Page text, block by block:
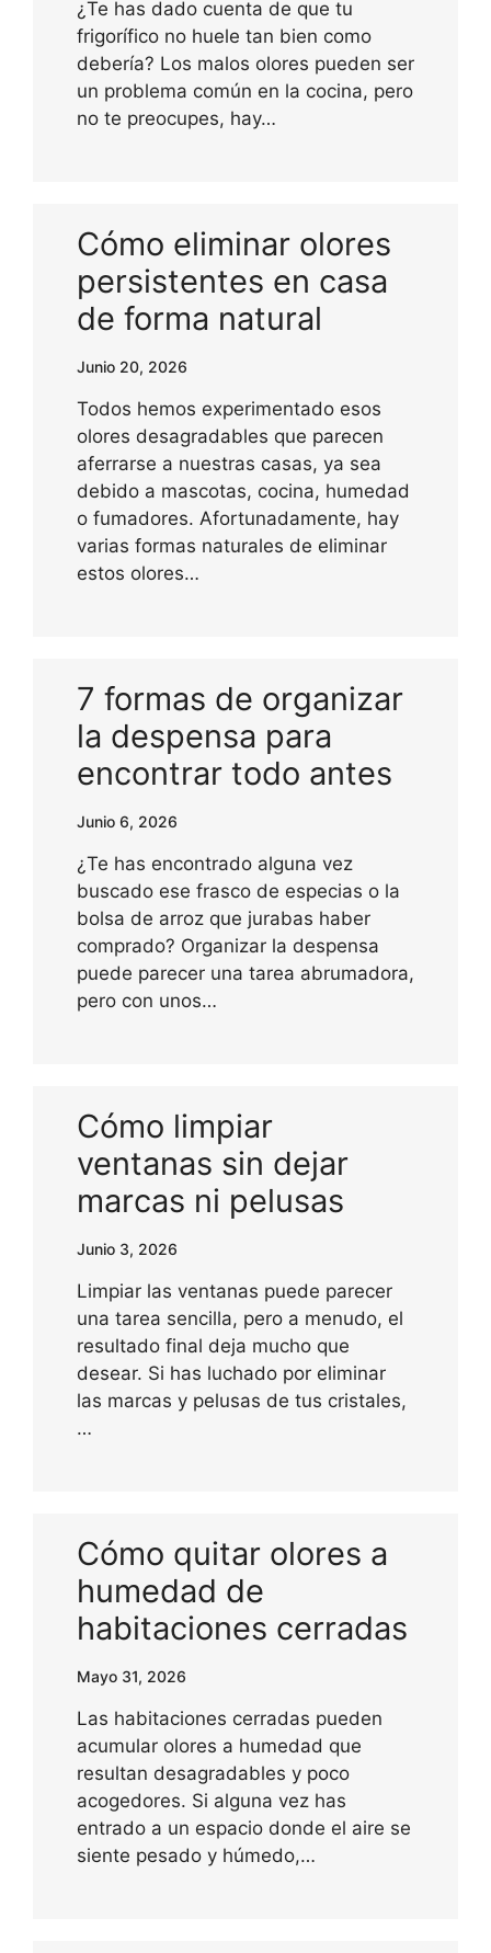
¿Te has dado cuenta de que tu
frigorífico no huele tan bien como
debería? Los malos olores pueden ser
un problema común en la cocina, pero
no te preocupes, hay…
Cómo eliminar olores
persistentes en casa
de forma natural
Junio 20, 2026
Todos hemos experimentado esos
olores desagradables que parecen
aferrarse a nuestras casas, ya sea
debido a mascotas, cocina, humedad
o fumadores. Afortunadamente, hay
varias formas naturales de eliminar
estos olores…
7 formas de organizar
la despensa para
encontrar todo antes
Junio 6, 2026
¿Te has encontrado alguna vez
buscado ese frasco de especias o la
bolsa de arroz que jurabas haber
comprado? Organizar la despensa
puede parecer una tarea abrumadora,
pero con unos…
Cómo limpiar
ventanas sin dejar
marcas ni pelusas
Junio 3, 2026
Limpiar las ventanas puede parecer
una tarea sencilla, pero a menudo, el
resultado final deja mucho que
desear. Si has luchado por eliminar
las marcas y pelusas de tus cristales,
…
Cómo quitar olores a
humedad de
habitaciones cerradas
Mayo 31, 2026
Las habitaciones cerradas pueden
acumular olores a humedad que
resultan desagradables y poco
acogedores. Si alguna vez has
entrado a un espacio donde el aire se
siente pesado y húmedo,…